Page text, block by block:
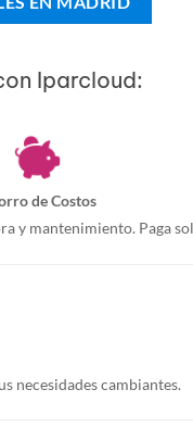
Iparcloud:
de Costos
y mantenimiento. Paga
necesidades cambiantes.